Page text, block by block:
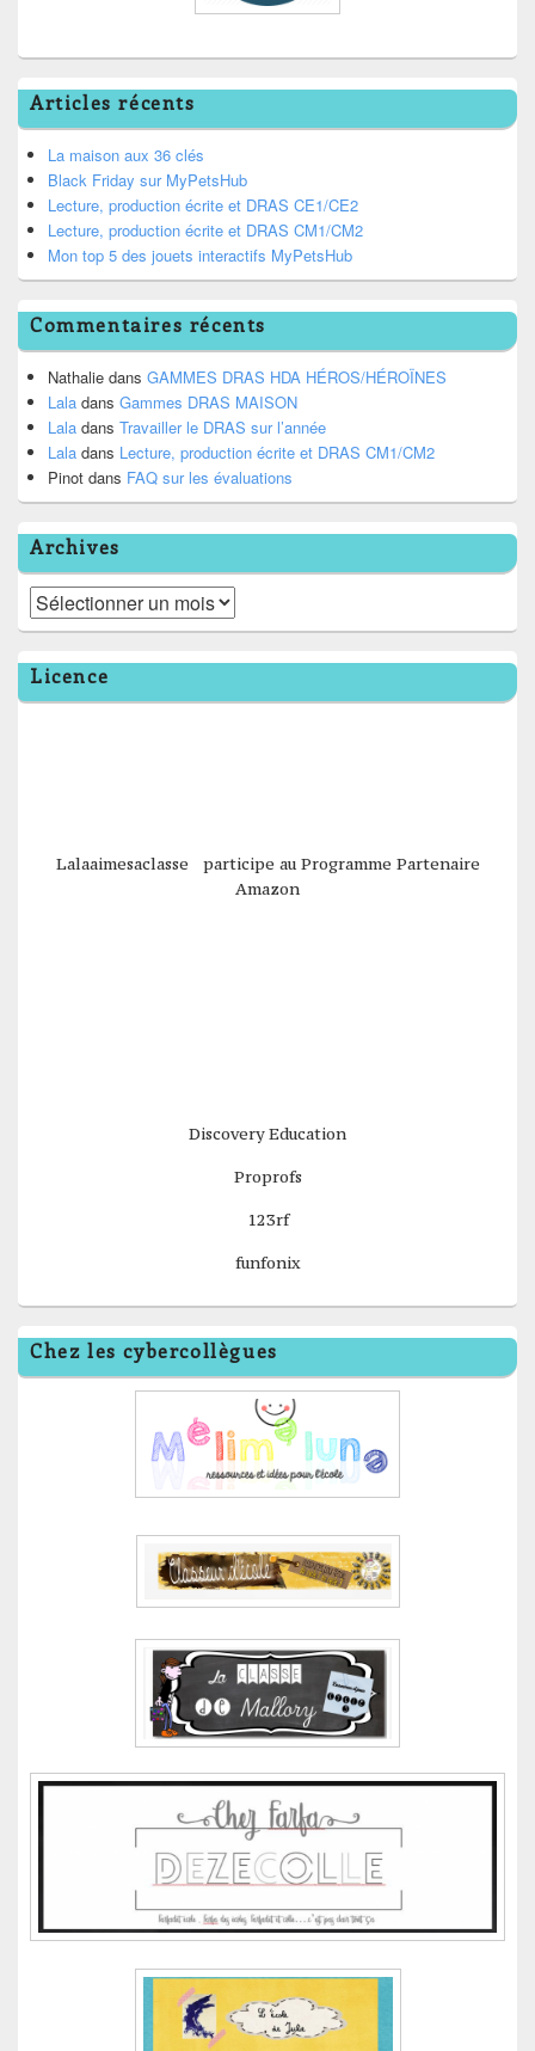
Articles récents
La maison aux 36 clés
Black Friday sur MyPetsHub
Lecture, production écrite et DRAS CE1/CE2
Lecture, production écrite et DRAS CM1/CM2
Mon top 5 des jouets interactifs MyPetsHub
Commentaires récents
Nathalie dans GAMMES DRAS HDA HÉROS/HÉROÏNES
Lala dans Gammes DRAS MAISON
Lala dans Travailler le DRAS sur l’année
Lala dans Lecture, production écrite et DRAS CM1/CM2
Pinot dans FAQ sur les évaluations
Archives
Archives
Licence
Lalaaimesaclasse participe au Programme Partenaire
Amazon
Discovery Education
Proprofs
123rf
funfonix
Chez les cybercollègues